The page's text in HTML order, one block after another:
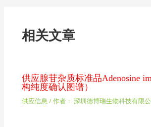
相关文章
供应腺苷杂质标准品Adenosine
构纯度确认图谱）
供应信息 / 作者： 深圳德博瑞生物科技有限